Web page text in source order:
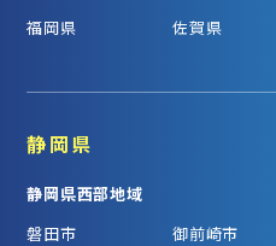
福岡県
佐賀県
静岡県
静岡県西部地域
磐田市
御前崎市